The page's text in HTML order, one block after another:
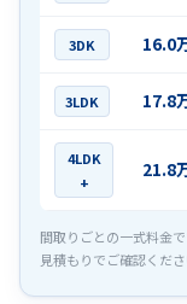
3DK 16.0
3LDK 17.8
4LDK
+
21.8
間取りごとの一式料金
見積もりでご確認くださ